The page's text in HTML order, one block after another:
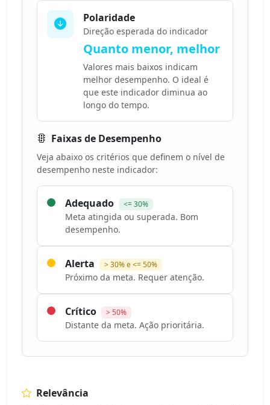
Polaridade
Direção esperada do indicador
Quanto menor, melhor
Valores mais baixos indicam
melhor desempenho. O ideal é
que este indicador diminua ao
longo do tempo.
Faixas de Desempenho
Veja abaixo os critérios que definem o nível de
desempenho neste indicador:
Adequado <= 30%
Meta atingida ou superada. Bom
desempenho.
Alerta > 30% e <= 50%
Próximo da meta. Requer atenção.
Crítico > 50%
Distante da meta. Ação prioritária.
Relevância